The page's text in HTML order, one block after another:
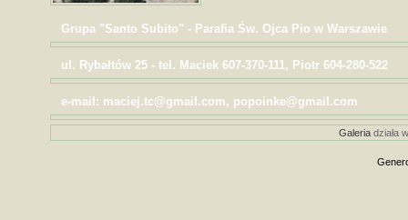
Grupa "Santo Subito" - Parafia Św. Ojca Pio w Warszawie
ul. Rybałtów 25 - tel. Maciek 607-370-111, Piotr 604-280-522
e-mail: maciej.tc@gmail.com, popoinke@gmail.com
Galeriadziała